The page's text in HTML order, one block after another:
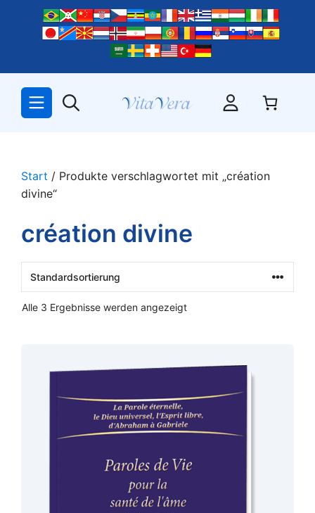
springen
Start / Produkte verschlagwortet mit „création
divine“
création divine
Alle 3 Ergebnisse werden angezeigt